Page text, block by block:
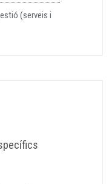
(serveis i